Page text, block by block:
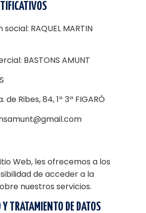
RAQUEL MARTIN
BASTONS AMUNT
Ribes, 84, 1º 3ª FIGARÓ
Web, les ofrecemos a los
de acceder a la
nuestros servicios.
TRATAMIENTO DE DATOS